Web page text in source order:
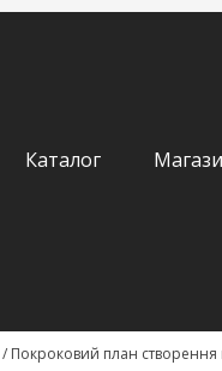
Каталог
/ Покроковий план створення